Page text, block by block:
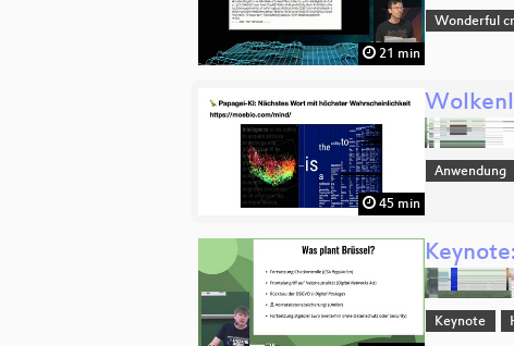
21 min
Wonderful
45 min
Anwendung
Keynote